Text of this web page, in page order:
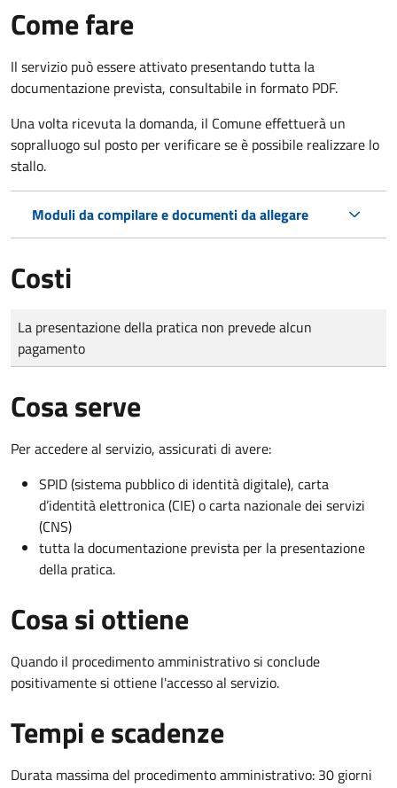
Come fare
Il servizio può essere attivato presentando tutta la
documentazione prevista, consultabile in formato PDF.
Una volta ricevuta la domanda, il Comune effettuerà un
sopralluogo sul posto per verificare se è possibile realizzare lo
stallo.
Moduli da compilare e documenti da allegare
Costi
Tipo di pagamento
Importo
La presentazione della pratica non prevede alcun
pagamento
Cosa serve
Per accedere al servizio, assicurati di avere:
SPID (sistema pubblico di identità digitale), carta
d’identità elettronica (CIE) o carta nazionale dei servizi
(CNS)
tutta la documentazione prevista per la presentazione
della pratica.
Cosa si ottiene
Quando il procedimento amministrativo si conclude
positivamente si ottiene l'accesso al servizio.
Tempi e scadenze
Durata massima del procedimento amministrativo: 30 giorni